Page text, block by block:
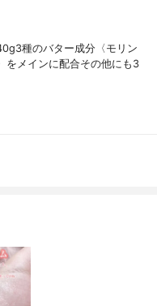
種のバター成分〈モリン
をメインに配合その他にも3